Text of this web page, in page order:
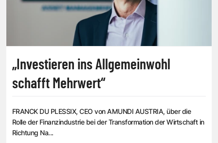
„Investieren ins Allgemeinwohl
schafft Mehrwert“
FRANCK DU PLESSIX, CEO von AMUNDI AUSTRIA, über die
Rolle der Finanzindustrie bei der Transformation der Wirtschaft in
Richtung Na...